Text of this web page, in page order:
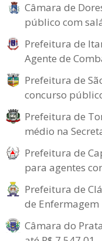
Câmara de
público com
Prefeitura de
Agente de
Prefeitura de
concurso
Prefeitura de
médio na
Prefeitura de
para agentes
Prefeitura de
de Enfermagem
Câmara do